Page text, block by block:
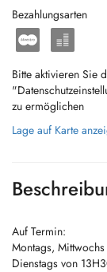
Bezahlungsarten
Bitte aktivieren Sie
zu ermöglichen
Lage auf Karte
Auf Termin:
Montags,
Dienstags von